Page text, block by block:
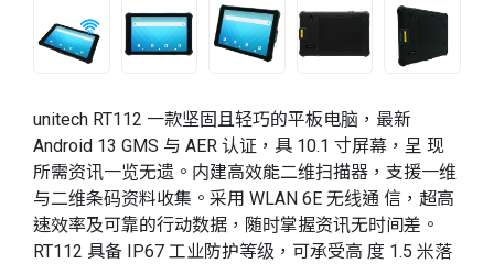
unitech RT112 一款坚固且轻巧的平板电脑，最新
Android 13 GMS 与 AER 认证，具 10.1 寸屏幕，呈 现
所需资讯一览无遗。内建高效能二维扫描器，支援一维
与二维条码资料收集。采用 WLAN 6E 无线通 信，超高
速效率及可靠的行动数据，随时掌握资讯无时间差。
RT112 具备 IP67 工业防护等级，可承受高 度 1.5 米落